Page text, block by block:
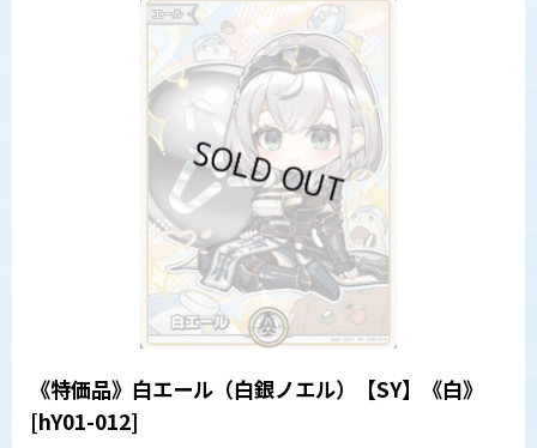
《特価品》白エール（白銀ノエル）【SY】《白》
[hY01-012]